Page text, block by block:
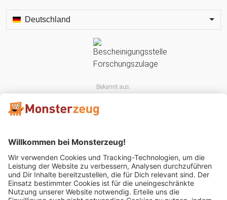
Deutschland
Bekannt aus:
Mitglied im: